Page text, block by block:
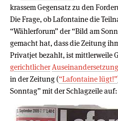
krassem Gegensatz zu den
Die Frage, ob Lafontaine die
“Wählerforum” der “Bild am
gemacht hat, dass die Zeitung
Privatjet bezahlt, ist mittlerweile
gerichtlicher
in der Zeitung (“Lafontaine lügt!”
Sonntag” mit der Schlagzeile auf: